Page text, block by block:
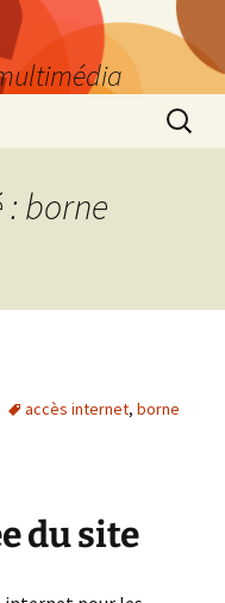
borne
accès internet, borne
du site